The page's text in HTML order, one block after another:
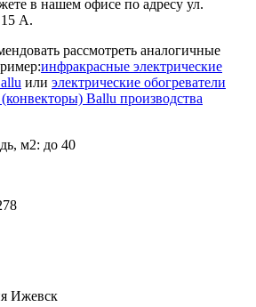
в нашем офисе по адресу ул.
15 А.
рассмотреть аналогичные
инфракрасные электрические
или электрические обогреватели
Ballu производства
м2: до 40
Ижевск